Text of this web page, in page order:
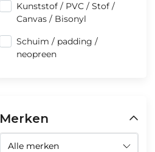
Kunststof / PVC / Stof /
Canvas / Bisonyl
Schuim / padding /
neopreen
Merken